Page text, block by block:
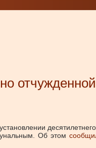
Об этом